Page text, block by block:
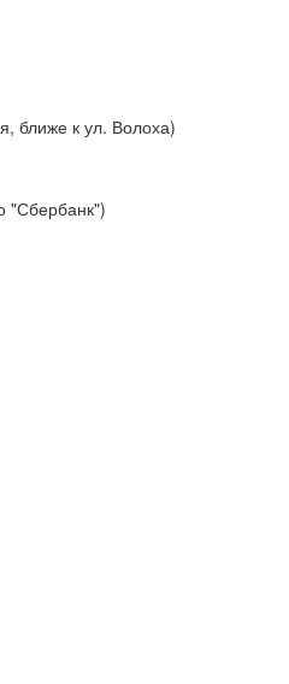
ближе к ул. Волоха)
"Сбербанк")